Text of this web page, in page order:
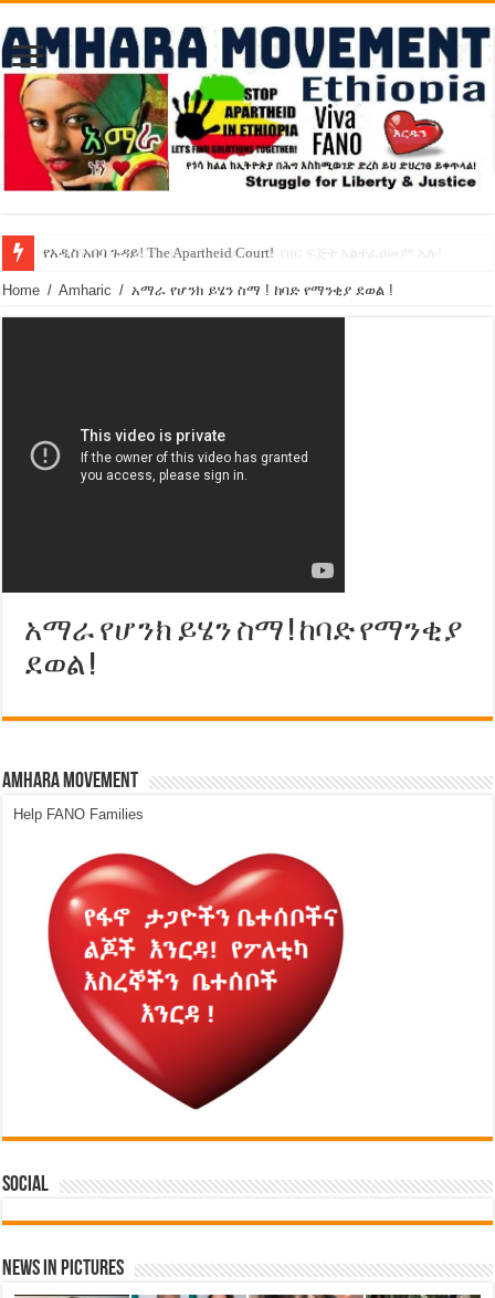
የኢዜማው መሪ ብርሃኑ ነጋ ኢትዮጵያ ውስጥ የዘር ፍጅት አልተፈፀመም አሉ!
የአዲስ አበባ ጉዳይ! The Apartheid Court!
Home / Amharic / አማራ የሆንክ ይሄን ስማ ! ከባድ የማንቂያ ደወል !
አማራ የሆንክ ይሄን ስማ ! ከባድ የማንቂያ
ደወል !
Amhara Movement
Help FANO Families
Social
News in Pictures